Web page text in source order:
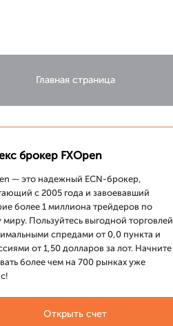
Главная страница
брокер FXOpen
— это надежный ECN-брокер,
с 2005 года и завоевавший
более 1 миллиона трейдеров по
миру. Пользуйтесь выгодной торговлей
спредами от 0,0 пункта и
от 1,50 долларов за лот. Начните
более чем на 700 рынках уже
Открыть счет